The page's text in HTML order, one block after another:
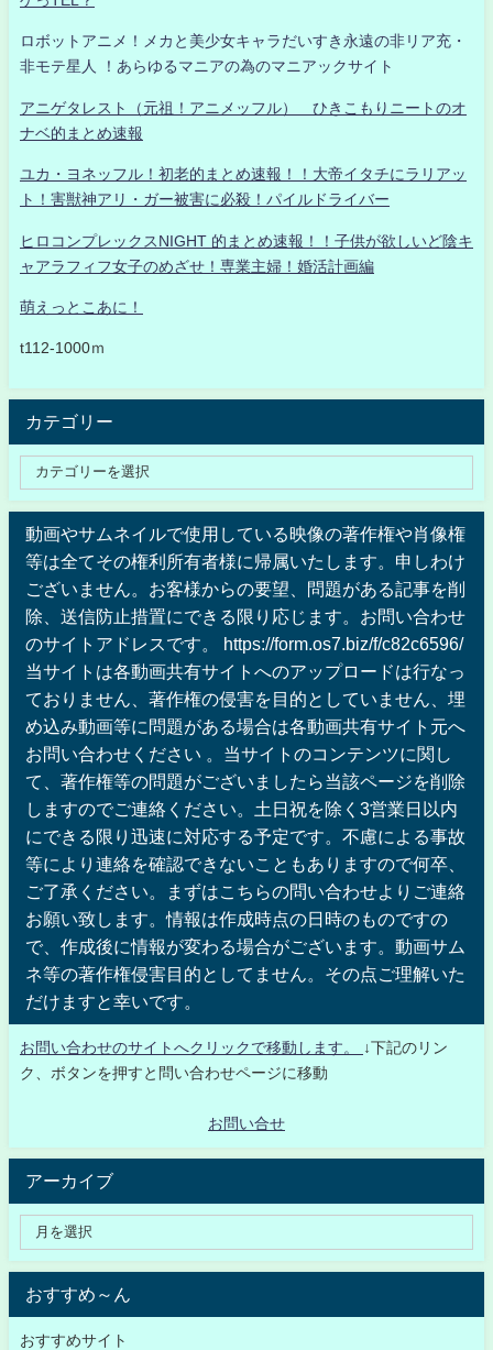
ロボットアニメ！メカと美少女キャラだいすき永遠の非リア充・
非モテ星人 ！あらゆるマニアの為のマニアックサイト
アニゲタレスト（元祖！アニメッフル） ひきこもりニートのオ
ナベ的まとめ速報
ユカ・ヨネッフル！初老的まとめ速報！！大帝イタチにラリアッ
ト！害獣神アリ・ガー被害に必殺！パイルドライバー
ヒロコンプレックスNIGHT 的まとめ速報！！子供が欲しいど陰キ
ャアラフィフ女子のめざせ！専業主婦！婚活計画編
萌えっとこあに！
t112-1000ｍ
カテゴリー
動画やサムネイルで使用している映像の著作権や肖像権
等は全てその権利所有者様に帰属いたします。申しわけ
ございません。お客様からの要望、問題がある記事を削
除、送信防止措置にできる限り応じます。お問い合わせ
のサイトアドレスです。 https://form.os7.biz/f/c82c6596/
当サイトは各動画共有サイトへのアップロードは行なっ
ておりません、著作権の侵害を目的としていません、埋
め込み動画等に問題がある場合は各動画共有サイト元へ
お問い合わせください 。当サイトのコンテンツに関し
て、著作権等の問題がございましたら当該ページを削除
しますのでご連絡ください。土日祝を除く3営業日以内
にできる限り迅速に対応する予定です。不慮による事故
等により連絡を確認できないこともありますので何卒、
ご了承ください。まずはこちらの問い合わせよりご連絡
お願い致します。情報は作成時点の日時のものですの
で、作成後に情報が変わる場合がございます。動画サム
ネ等の著作権侵害目的としてません。その点ご理解いた
だけますと幸いです。
お問い合わせのサイトへクリックで移動します。
↓下記のリン
ク、ボタンを押すと問い合わせページに移動
お問い合せ
アーカイブ
おすすめ～ん
おすすめサイト